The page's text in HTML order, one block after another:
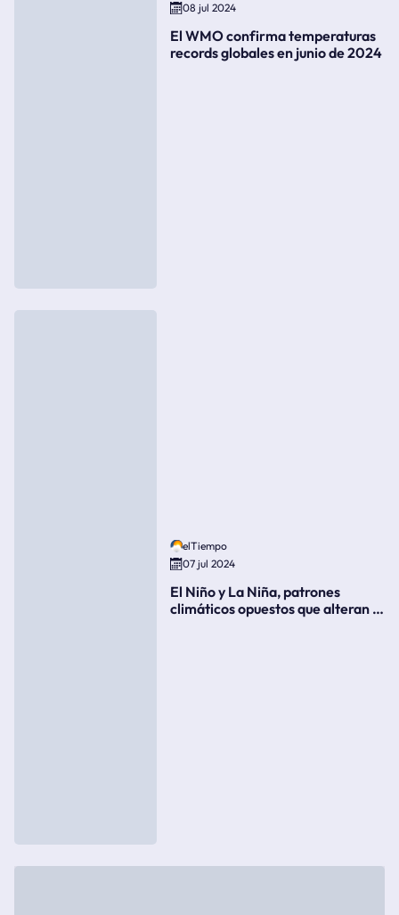
08 jul 2024
El WMO confirma temperaturas
records globales en junio de 2024
elTiempo
07 jul 2024
El Niño y La Niña, patrones
climáticos opuestos que alteran la